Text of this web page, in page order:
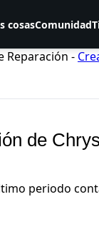
cosasComunidad
Reparación -
de
periodo